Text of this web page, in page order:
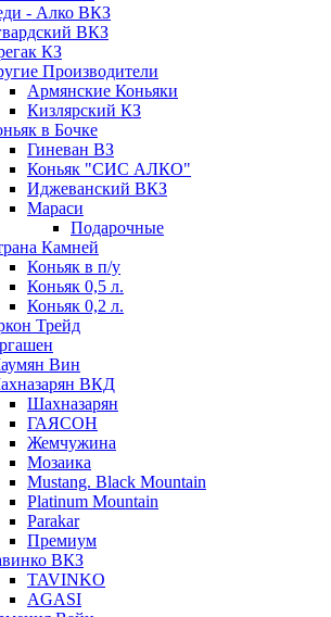
- Алко ВКЗ
ВКЗ
КЗ
Производители
Армянские Коньяки
Кизлярский КЗ
в Бочке
Гиневан ВЗ
Коньяк "СИС АЛКО"
Иджеванский ВКЗ
Мараси
Подарочные
Камней
Коньяк в п/у
Коньяк 0,5 л.
Коньяк 0,2 л.
Трейд
Вин
ВКД
Шахназарян
ГАЯСОН
Жемчужина
Мозаика
Mustang. Black Mountain
Platinum Mountain
Parakar
Премиум
ВКЗ
TAVINKO
AGASI